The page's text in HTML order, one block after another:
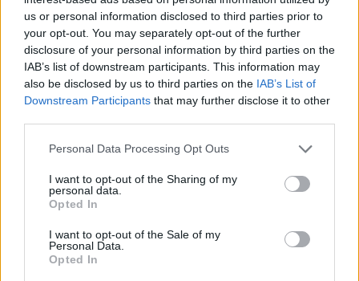
us or personal information disclosed to third parties prior to
your opt-out. You may separately opt-out of the further
disclosure of your personal information by third parties on the
IAB’s list of downstream participants. This information may
also be disclosed by us to third parties on the IAB’s List of
Downstream Participants that may further disclose it to other
Personal Data Processing Opt Outs
I want to opt-out of the Sharing of my
personal data.
Opted In
I want to opt-out of the Sale of my
Personal Data.
Opted In
nagykövetség közös szervezésében tartott Net Zero
Ambitions Fórumon mutattak be. Közel 60 vállalat vett
részt a felmérésben, akik közül 9 már 2030-ra teljes
karbonsemlegességre törekszik. A legtöbben a hulladék
csökkentését...
KEDVES OLVASÓNK!
A keresett cikk a portfolio.hu hírarchívumához
tartozik, melynek olvasása előfizetéses
Az előfizetés a következőket tartalmazza:
Portfolio.hu teljes cikkarchívum